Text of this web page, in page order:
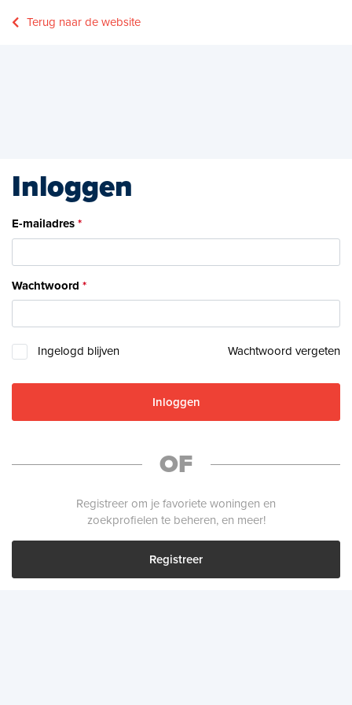
Terug naar de website
Inloggen
E-mailadres
Wachtwoord
Ingelogd blijven Wachtwoord vergeten
Inloggen
OF
Registreer om je favoriete woningen en
zoekprofielen te beheren, en meer!
Registreer